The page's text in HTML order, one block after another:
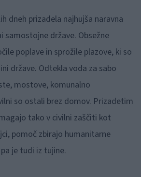
dneh prizadela najhujša naravna
samostojne države. Obsežne
poplave in sprožile plazove, ki so
države. Odtekla voda za sabo
mostove, komunalno
so ostali brez domov. Prizadetim
tako v civilni zaščiti kot
pomoč zbirajo humanitarne
je tudi iz tujine.